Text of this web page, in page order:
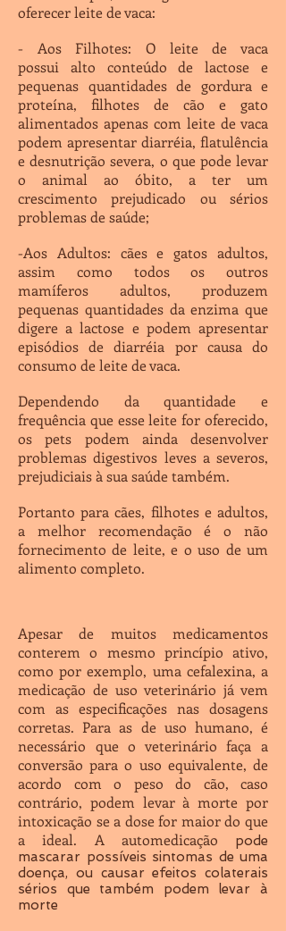
oferecer leite de vaca:
- Aos Filhotes: O leite de vaca
possui alto conteúdo de lactose e
pequenas quantidades de gordura e
proteína, filhotes de cão e gato
alimentados apenas com leite de vaca
podem apresentar diarréia, flatulência
e desnutrição severa, o que pode levar
o animal ao óbito, a ter um
crescimento prejudicado ou sérios
problemas de saúde;
-Aos Adultos: cães e gatos adultos,
assim como todos os outros
mamíferos adultos, produzem
pequenas quantidades da enzima que
digere a lactose e podem apresentar
episódios de diarréia por causa do
consumo de leite de vaca.
Dependendo da quantidade e
frequência que esse leite for oferecido,
os pets podem ainda desenvolver
problemas digestivos leves a severos,
prejudiciais à sua saúde também.
Portanto para cães, filhotes e adultos,
a melhor recomendação é o não
fornecimento de leite, e o uso de um
alimento completo.
Apesar de muitos medicamentos
conterem o mesmo princípio ativo,
como por exemplo, uma cefalexina, a
medicação de uso veterinário já vem
com as especificações nas dosagens
corretas. Para as de uso humano, é
necessário que o veterinário faça a
conversão para o uso equivalente, de
acordo com o peso do cão, caso
contrário, podem levar à morte por
intoxicação se a dose for maior do que
a ideal. A automedicação pode
mascarar possíveis sintomas de uma
doença, ou causar efeitos colaterais
sérios que também podem levar à
morte